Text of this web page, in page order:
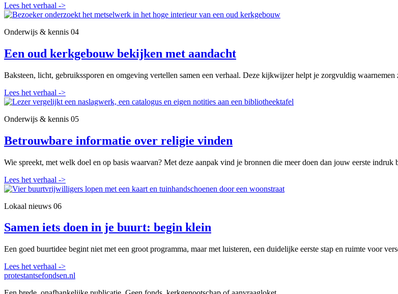
Lees het verhaal ->
Onderwijs & kennis 04
Een oud kerkgebouw bekijken met aandacht
Baksteen, licht, gebruikssporen en omgeving vertellen samen een verhaal. Deze kijkwijzer helpt je zorgvuldig waarnemen
Lees het verhaal ->
Onderwijs & kennis 05
Betrouwbare informatie over religie vinden
Wie spreekt, met welk doel en op basis waarvan? Met deze aanpak vind je bronnen die meer doen dan jouw eerste indruk
Lees het verhaal ->
Lokaal nieuws 06
Samen iets doen in je buurt: begin klein
Een goed buurtidee begint niet met een groot programma, maar met luisteren, een duidelijke eerste stap en ruimte voor
Lees het verhaal ->
protestantsefondsen.nl